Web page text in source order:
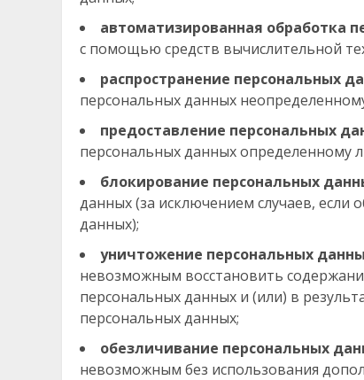
автоматизированная обработка
с помощью средств вычислительной
распространение персональных
персональных данных
предоставление персональных
персональных данных определенному
блокирование персональных
данных (за исключением случаев, если
данных);
уничтожение персональных
невозможным восстановить
персональных данных и (или) в
персональных данных;
обезличивание персональных
невозможным без использования